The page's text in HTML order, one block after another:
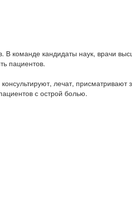
команде кандидаты наук, врачи
пациентов.
лечат, присматривают
с острой болью.